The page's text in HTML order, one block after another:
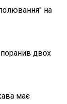
на
поранив двох
має